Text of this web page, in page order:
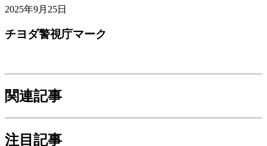
2025年9月25日
チヨダ警視庁マーク
関連記事
注目記事